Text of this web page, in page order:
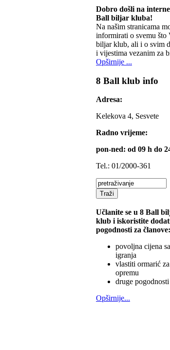
Dobro došli na
Ball biljar kluba!
Na našim stranicama
informirati o svemu što
biljar klub, ali i o svim
i vijestima vezanim za
Opširnije ...
8 Ball klub info
Adresa:
Kelekova 4, Sesvete
Radno vrijeme:
pon-ned: od 09 h do
Tel.: 01/2000-361
Učlanite se u 8 Ball
klub i iskoristite
pogodnosti za članove:
povoljna cijena
igranja
vlastiti ormarić za
opremu
druge pogodnosti
Opširnije...